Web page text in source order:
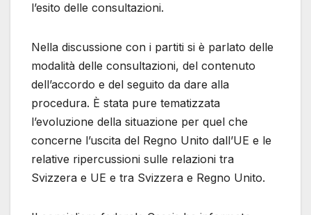
l’esito delle consultazioni.
Nella discussione con i partiti si è parlato delle
modalità delle consultazioni, del contenuto
dell’accordo e del seguito da dare alla
procedura. È stata pure tematizzata
l’evoluzione della situazione per quel che
concerne l’uscita del Regno Unito dall’UE e le
relative ripercussioni sulle relazioni tra
Svizzera e UE e tra Svizzera e Regno Unito.